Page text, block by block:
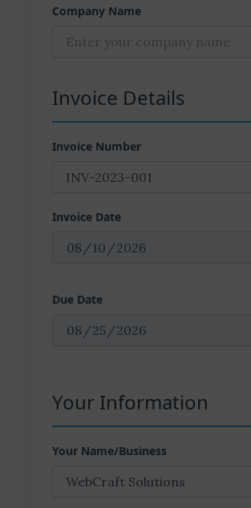
Company Name
Invoice Details
Invoice Number
Invoice Date
Due Date
Your Information
Your Name/Business